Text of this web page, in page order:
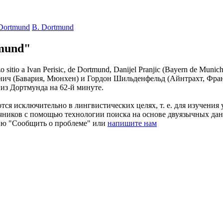
B. Dortmund
sitio a Ivan Perisic, de Dortmund, Danijel Pranjic (Bayern de
(Бавария, Мюнхен) и Гордон Шильденфельд (Айнтрахт,
Дортмунда на 62-й минуте.
исключительно в лингвистических целях, т. е. для
с помощью технологии поиска на основе двуязычных
"Сообщить о проблеме" или напишите нам